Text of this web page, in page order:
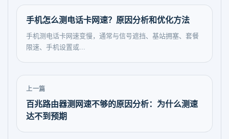
手机怎么测电话卡网速？原因分析和优化方法
手机测电话卡网速变慢，通常与信号遮挡、基站拥塞、套餐
限速、手机设置或...
上一篇
百兆路由器测网速不够的原因分析：为什么测速
达不到预期